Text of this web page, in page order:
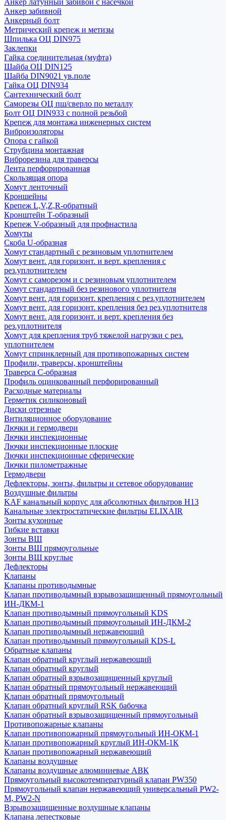
Анкер латунный забивой с насечкой
Анкер забивной
Анкерный болт
Метрический крепеж и метизы
Шпилька ОЦ DIN975
Заклепки
Гайка соединительная (муфта)
Шайба ОЦ DIN125
Шайба DIN9021 ув.поле
Гайка ОЦ DIN934
Сантехнический болт
Саморезы ОЦ пш/сверло по металлу
Болт ОЦ DIN933 с полной резьбой
Крепеж для монтажа инженерных систем
Виброизоляторы
Опора с гайкой
Струбцина монтажная
Виброрезина для траверсы
Лента перфорированная
Скользящая опора
Хомут ленточный
Кроншейны
Крепеж L,V,Z,R-обратный
Кронштейн Т-образный
Крепеж V-образный для профнастила
Хомуты
Скоба U-образная
Хомут стандартный с резиновым уплотнителем
Хомут вент. для горизонт. и верт. крепления с
рез.уплотнителем
Хомут с саморезом и с резиновым уплотнителем
Хомут стандартный без резинового уплотнителя
Хомут вент. для горизонт. крепления с рез.уплотнителем
Хомут вент. для горизонт. крепления без рез.уплотнителя
Хомут вент. для горизонт. и верт. крепления без
рез.уплотнителя
Хомут для крепления труб тяжелой нагрузки с рез.
уплотнителем
Хомут спринклерный для противопожарных систем
Профили, траверсы, кронштейны
Траверса С-образная
Профиль оцинкованный перфорированный
Расходные материалы
Герметик силиконовый
Диски отрезные
Внтиляционное оборудование
Лючки и гермодвери
Лючки инспекционные
Лючки инспекционные плоские
Лючки инспекционные сферические
Лючки пилометражные
Гермодвери
Дефлекторы, зонты, фильтры и сетевое оборудование
Воздушные фильтры
KAF канальный корпус для абсолютных фильтров H13
Канальные электростатические фильтры ELIXAIR
Зонты кухонные
Гибкие вставки
Зонты ВШ
Зонты ВШ прямоугольные
Зонты ВШ круглые
Дефлекторы
Клапаны
Клапаны противодымные
Клапан противодымный взрывозащищенный прямоугольный
ИН-ДКМ-1
Клапан противодымный прямоугольный KDS
Клапан противодымный прямоугольный ИН-ДКМ-2
Клапан противодымный нержавеющий
Клапан противодымный прямоугольный KDS-L
Обратные клапаны
Клапан обратный круглый нержавеющий
Клапан обратный круглый
Клапан обратный взрывозащищенный круглый
Клапан обратный прямоугольный нержавеющий
Клапан обратный прямоугольный
Клапан обратный круглый RSK бабочка
Клапан обратный взрывозащищенный прямоугольный
Противопожарные клапаны
Клапан противопожарный прямоугольный ИН-ОКМ-1
Клапан противопожарный круглый ИН-ОКМ-1К
Клапан противопожарный нержавеющий
Клапаны воздушные
Клапаны воздушные алюминиевые АВК
Прямоугольный высокотемпературный клапан PW350
Прямоугольный клапан нержавеющий универсальный PW2-
M, PW2-N
Взрывозащищенные воздушные клапаны
Клапана лепестковые